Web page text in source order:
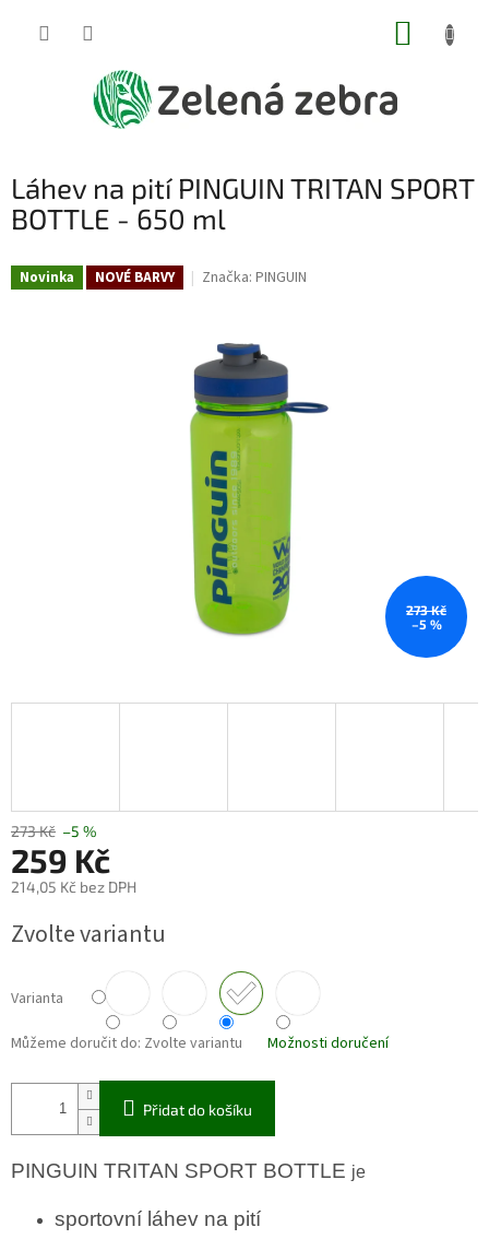
Láhev na pití PINGUIN TRITAN SPORT
BOTTLE - 650 ml
Novinka NOVÉ BARVY Značka: PINGUIN
273 Kč
–5 %
273 Kč –5 %
259 Kč
214,05 Kč bez DPH
cena:
Zvolte variantu
Varianta
Můžeme doručit do: Zvolte variantu Možnosti doručení
Přidat do košíku
PINGUIN TRITAN SPORT BOTTLE je
sportovní láhev na pití